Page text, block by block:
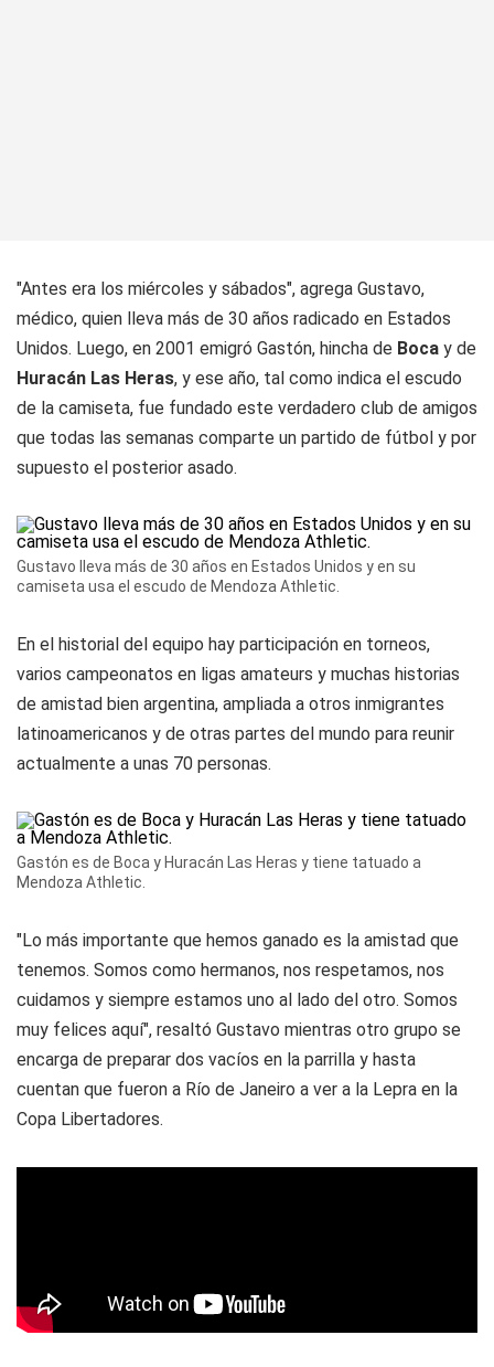
"Antes era los miércoles y sábados", agrega Gustavo,
médico, quien lleva más de 30 años radicado en Estados
Unidos. Luego, en 2001 emigró Gastón, hincha de Boca y de
Huracán Las Heras, y ese año, tal como indica el escudo
de la camiseta, fue fundado este verdadero club de amigos
que todas las semanas comparte un partido de fútbol y por
supuesto el posterior asado.
Gustavo lleva más de 30 años en Estados Unidos y en su
camiseta usa el escudo de Mendoza Athletic.
En el historial del equipo hay participación en torneos,
varios campeonatos en ligas amateurs y muchas historias
de amistad bien argentina, ampliada a otros inmigrantes
latinoamericanos y de otras partes del mundo para reunir
actualmente a unas 70 personas.
Gastón es de Boca y Huracán Las Heras y tiene tatuado a
Mendoza Athletic.
"Lo más importante que hemos ganado es la amistad que
tenemos. Somos como hermanos, nos respetamos, nos
cuidamos y siempre estamos uno al lado del otro. Somos
muy felices aquí", resaltó Gustavo mientras otro grupo se
encarga de preparar dos vacíos en la parrilla y hasta
cuentan que fueron a Río de Janeiro a ver a la Lepra en la
Copa Libertadores.